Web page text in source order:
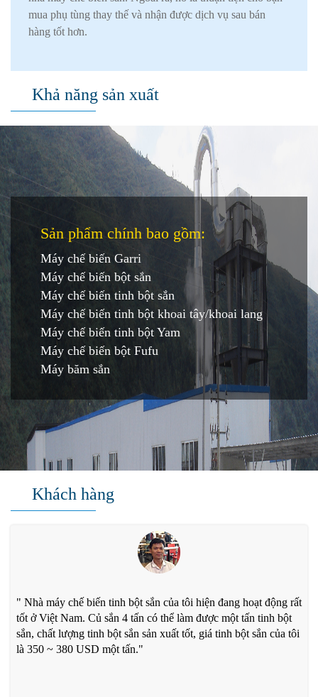
mua phụ tùng thay thế và nhận được dịch vụ sau bán
hàng tốt hơn.
Khả năng sản xuất
Sản phẩm chính bao gồm:
Máy chế biến Garri
Máy chế biến bột sắn
Máy chế biến tinh bột sắn
Máy chế biến tinh bột khoai tây/khoai lang
Máy chế biến tinh bột Yam
Máy chế biến bột Fufu
Máy băm sắn
Khách hàng
" Nhà máy chế biến tinh bột sắn của tôi hiện đang hoạt động rất
tốt ở Việt Nam. Củ sắn 4 tấn có thể làm được một tấn tinh bột
sắn, chất lượng tinh bột sắn sản xuất tốt, giá tinh bột sắn của tôi
là 350 ~ 380 USD một tấn."